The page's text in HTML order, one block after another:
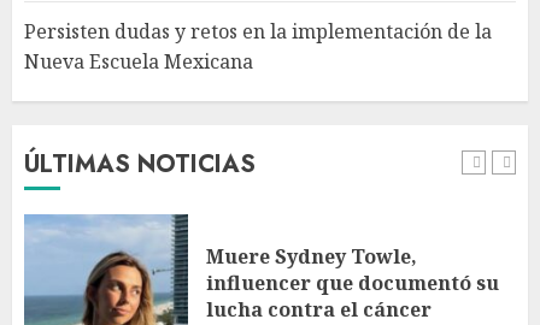
Persisten dudas y retos en la implementación de la
Nueva Escuela Mexicana
ÚLTIMAS NOTICIAS
1
México Sub-20 derrota a
Canadá y clasifica a la final del
AGOSTO 8, 2026
Muere Sydney Towle,
influencer que documentó su
lucha contra el cáncer